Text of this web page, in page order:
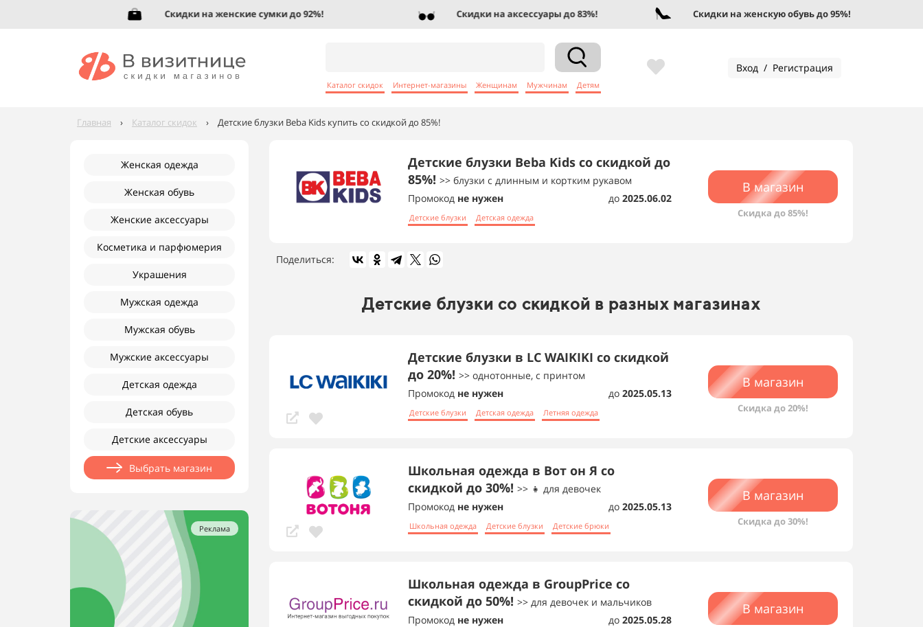
Скидки на женские сумки до 92%! Скидки на аксессуары до 83%! Скидки на женскую обувь до 95%!
Каталог скидок Интернет-магазины Женщинам Мужчинам Детям
Вход / Регистрация
Главная › Каталог скидок › Детские блузки Beba Kids купить со скидкой до 85%!
Женская одежда
Женская обувь
Женские аксессуары
Косметика и парфюмерия
Украшения
Мужская одежда
Мужская обувь
Мужские аксессуары
Детская одежда
Детская обувь
Детские аксессуары
Выбрать магазин
Реклама
Детские блузки Beba Kids со скидкой до
85%! >> блузки с длинным и кортким рукавом
Промокод не нужен до 2025.06.02
Детские блузки Детская одежда
В магазин
Скидка до 85%!
Поделиться:
Детские блузки со скидкой в разных магазинах
Детские блузки в LC WAIKIKI со скидкой
до 20%! >> однотонные, с принтом
Промокод не нужен до 2025.05.13
Детские блузки Детская одежда Летняя одежда
В магазин
Скидка до 20%!
Школьная одежда в Вот он Я со
скидкой до 30%! >> 👧 для девочек
Промокод не нужен до 2025.05.13
Школьная одежда Детские блузки Детские брюки
В магазин
Скидка до 30%!
Школьная одежда в GroupPrice со
скидкой до 50%! >> для девочек и мальчиков
Промокод не нужен до 2025.05.28
В магазин